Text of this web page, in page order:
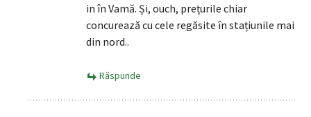
in în Vamă. Și, ouch, prețurile chiar
concurează cu cele regăsite în stațiunile mai
din nord..
Răspunde